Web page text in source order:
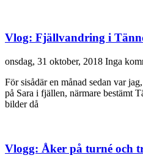
Vlog: Fjällvandring i
onsdag, 31 oktober, 2018 Inga
För sisådär en månad sedan var
på Sara i fjällen, närmare bestämt
bilder då
Vlogg: Åker på turné och